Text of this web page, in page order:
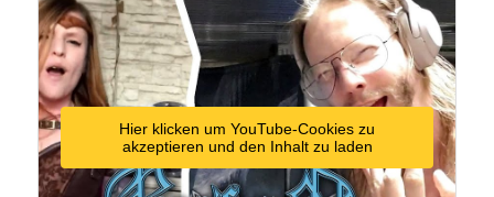
Hier klicken um YouTube-Cookies zu
akzeptieren und den Inhalt zu laden